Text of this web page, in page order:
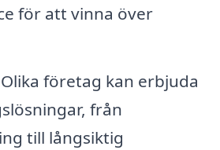
för att vinna över
Olika företag kan erbjuda
från
till långsiktig